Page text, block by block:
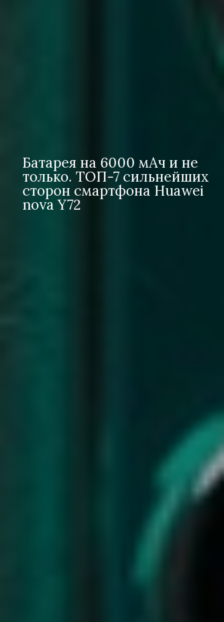
Батарея на 6000 мАч и не
только. ТОП-7 сильнейших
сторон смартфона Huawei
nova Y72